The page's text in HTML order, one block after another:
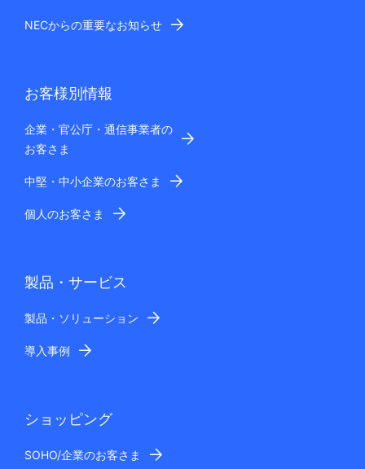
NECからの重要なお知らせ
お客様別情報
企業・官公庁・通信事業者の
お客さま
中堅・中小企業のお客さま
個人のお客さま
製品・サービス
製品・ソリューション
導入事例
ショッピング
SOHO/企業のお客さま